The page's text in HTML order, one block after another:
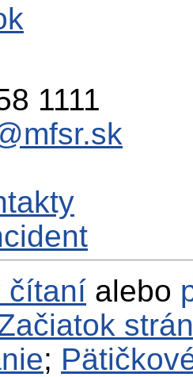
1111
čítaní alebo
;